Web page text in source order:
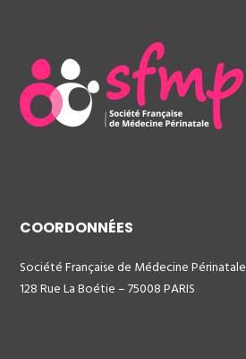
COORDONNÉES
Société Française de Médecine Périnatale
128 Rue La Boétie – 75008 PARIS